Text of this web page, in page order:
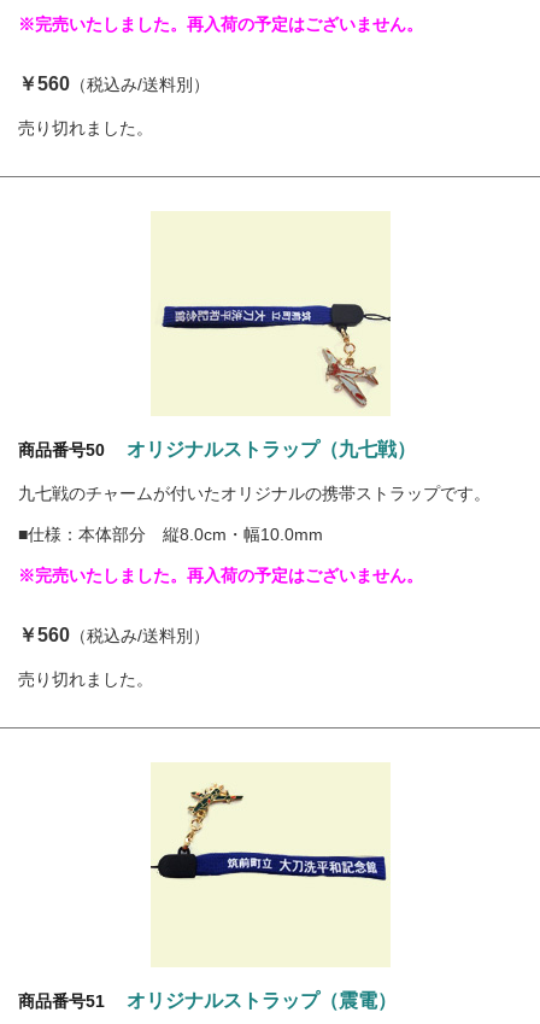
※完売いたしました。再入荷の予定はございません。
￥560 （税込み/送料別）
売り切れました。
商品番号50 オリジナルストラップ（九七戦）
九七戦のチャームが付いたオリジナルの携帯ストラップです。
■仕様：本体部分 縦8.0cm・幅10.0mm
※完売いたしました。再入荷の予定はございません。
￥560 （税込み/送料別）
売り切れました。
商品番号51 オリジナルストラップ（震電）